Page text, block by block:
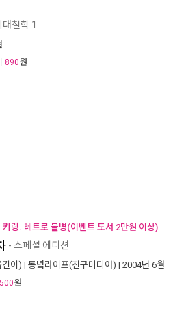
대철학 1
890원
링. 레트로 물병(이벤트 도서 2만원 이상)
- 스페셜 에디션
긴이) | 동녘라이프(친구미디어) | 2004년 6월
500원